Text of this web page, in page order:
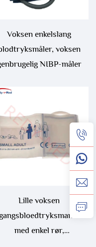
Voksen enkelslang
voksen
NIBP-måler
Lille voksen
med enkel rør,